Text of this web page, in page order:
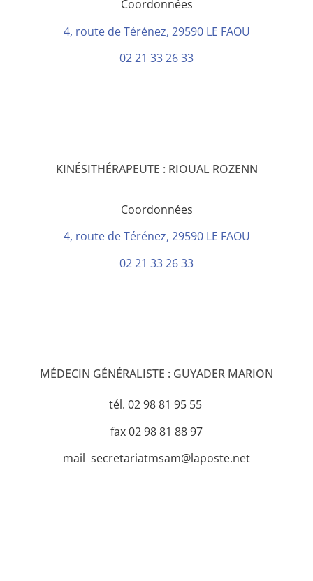
Coordonnées
4, route de Térénez, 29590 LE FAOU
02 21 33 26 33
KINÉSITHÉRAPEUTE : RIOUAL ROZENN
Coordonnées
4, route de Térénez, 29590 LE FAOU
02 21 33 26 33
MÉDECIN GÉNÉRALISTE : GUYADER MARION
tél. 02 98 81 95 55
fax 02 98 81 88 97
mail secretariatmsam@laposte.net